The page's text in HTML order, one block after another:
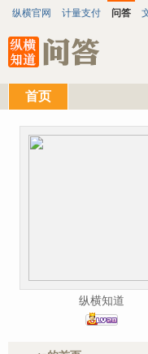
纵横官网 计量支付 问答
首页
纵横知道